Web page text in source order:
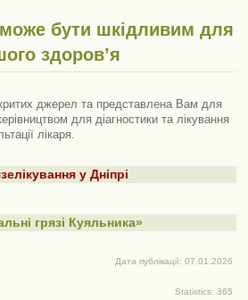
бути шкідливим для
здоров’я
джерел та представлена ​​Вам для
для діагностики та лікування
лікаря.
у Дніпрі
грязі Куяльника»
Дата публікації: 07.01.2026
Statistics: 365